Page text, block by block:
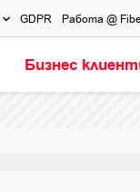
GDPR Работа @
Бизнес